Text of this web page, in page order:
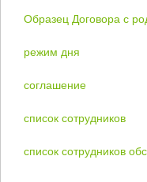
Образец Договора с
режим дня
соглашение
список сотрудников
список сотрудников